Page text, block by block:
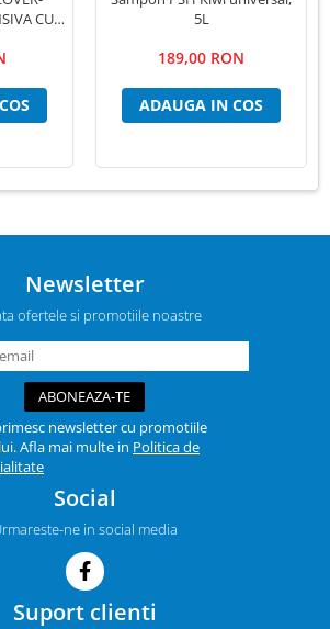
CU
5L
189,00 RON
ADAUGA IN COS
Newsletter
ofertele si promotiile noastre
newsletter cu promotiile
Afla mai multe in Politica de
Social
ne in social media
Suport clienti